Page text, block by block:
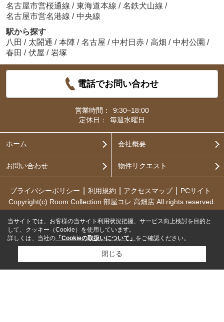
名古屋市営桜通線 / 東海道本線 / 名鉄犬山線 /
名古屋市営名港線 / 中央線
駅から探す
八田 / 太閤通 / 本陣 / 名古屋 / 中村日赤 / 高畑 / 中村公園 /
春田 / 伏屋 / 岩塚
電話でお問い合わせ
営業時間：
9:30~18:00
定休日：
毎週水曜日
ホーム 会社概要
お問い合わせ 物件リクエスト
プライバシーポリシー 利用規約 アクセスマップ
PCサイト
Copyright(c) Room Collection 部屋コレ 高畑店 All rights reserved.
当サイトでは、お客様の当サイト利用状況把握、サービス向上検討を目的と
して、クッキー（Cookie）を使用しています。
詳しくは、当社の 「Cookieの取扱いについて」 をご確認ください。
閉じる